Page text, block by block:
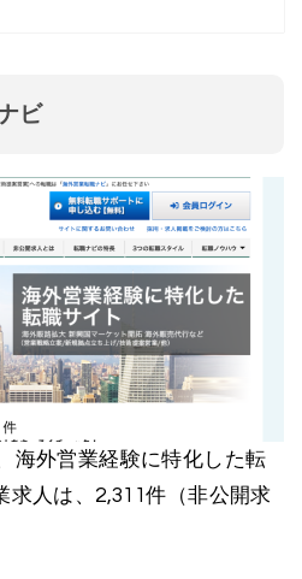
ビ
海外営業経験に特化した転
求人は、2,311件（非公開求